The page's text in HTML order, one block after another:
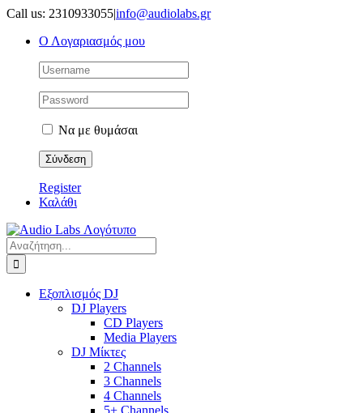
Μετάβαση
περιεχόμενο
Call us: 2310933055|info@audiolabs.gr
Ο Λογαριασμός μου
Να με θυμάσαι
Register
Καλάθι
Αναζήτηση
για:
Εξοπλισμός DJ
DJ Players
CD Players
Media Players
DJ Μίκτες
2 Channels
3 Channels
4 Channels
5+ Channels